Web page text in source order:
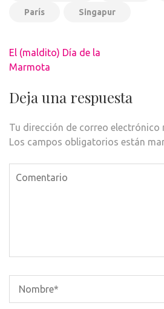
París Singapur
Navegación
de
El (maldito) Día de la
Marmota
Deja una respuesta
Tu dirección de correo electrónico
Los campos obligatorios están